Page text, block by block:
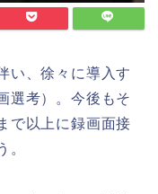
い、徐々に導入す
選考）。今後もそ
で以上に録画面接
。